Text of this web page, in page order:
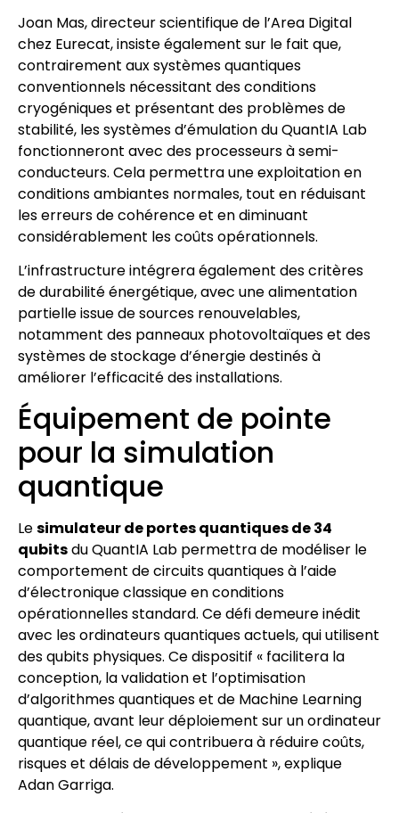
Joan Mas, directeur scientifique de l’Area Digital
chez Eurecat, insiste également sur le fait que,
contrairement aux systèmes quantiques
conventionnels nécessitant des conditions
cryogéniques et présentant des problèmes de
stabilité, les systèmes d’émulation du QuantIA Lab
fonctionneront avec des processeurs à semi-
conducteurs. Cela permettra une exploitation en
conditions ambiantes normales, tout en réduisant
les erreurs de cohérence et en diminuant
considérablement les coûts opérationnels.
L’infrastructure intégrera également des critères
de durabilité énergétique, avec une alimentation
partielle issue de sources renouvelables,
notamment des panneaux photovoltaïques et des
systèmes de stockage d’énergie destinés à
améliorer l’efficacité des installations.
Équipement de pointe
pour la simulation
quantique
Lesimulateur de portes quantiques de 34
qubitsdu QuantIA Lab permettra de modéliser le
comportement de circuits quantiques à l’aide
d’électronique classique en conditions
opérationnelles standard. Ce défi demeure inédit
avec les ordinateurs quantiques actuels, qui utilisent
des qubits physiques. Ce dispositif « facilitera la
conception, la validation et l’optimisation
d’algorithmes quantiques et de Machine Learning
quantique, avant leur déploiement sur un ordinateur
quantique réel, ce qui contribuera à réduire coûts,
risques et délais de développement », explique
Adan Garriga.